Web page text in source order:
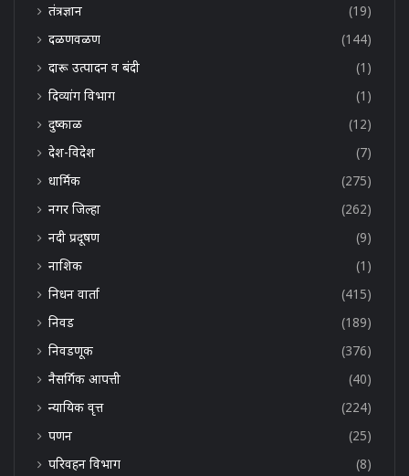
तंत्रज्ञान
(19)
दळणवळण
(144)
दारू उत्पादन व बंदी
(1)
दिव्यांग विभाग
(1)
दुष्काळ
(12)
देश-विदेश
(7)
धार्मिक
(275)
नगर जिल्हा
(262)
नदी प्रदूषण
(9)
नाशिक
(1)
निधन वार्ता
(415)
निवड
(189)
निवडणूक
(376)
नैसर्गिक आपत्ती
(40)
न्यायिक वृत्त
(224)
पणन
(25)
परिवहन विभाग
(8)